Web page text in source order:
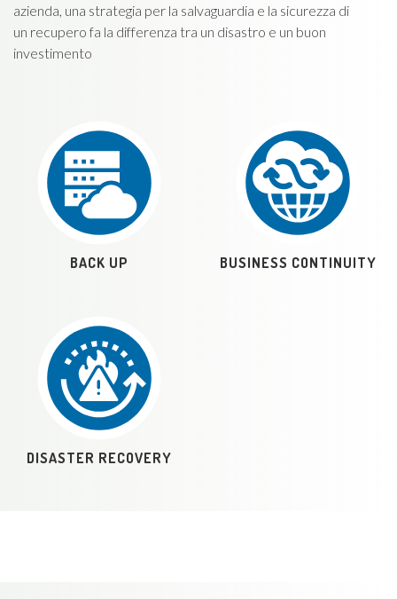
azienda, una strategia per la salvaguardia e la sicurezza di
un recupero fa la differenza tra un disastro e un buon
investimento
BACK UP BUSINESS CONTINUITY
DISASTER RECOVERY